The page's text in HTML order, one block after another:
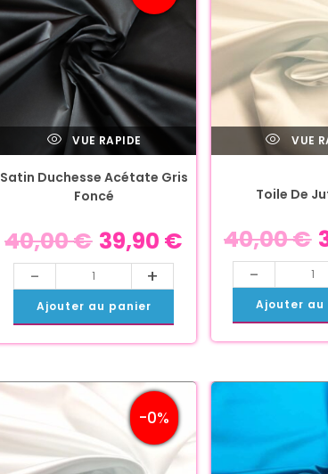
VUE RAPIDE
Satin Duchesse Acétate Gris
Foncé
40,00€ 39,90 €
- +
Ajouter au panier
VUE
Toile De
40,00€
-
Ajouter au
-0%